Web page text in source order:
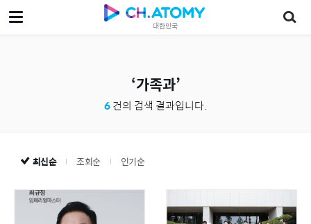
대한민국
가족과
6건의 검색 결과입니다.
최신순 조회순 인기순